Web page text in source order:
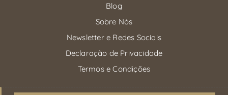
Blog
Sobre Nós
Newsletter e Redes Sociais
Declaração de Privacidade
Termos e Condições